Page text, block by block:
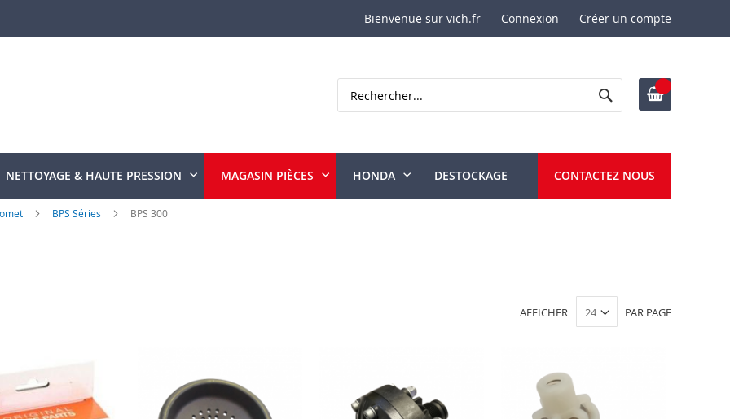
Bienvenue sur vich.fr Connexion Créer un compte
Rechercher
NETTOYAGE & HAUTE PRESSION MAGASIN PIÈCES HONDA DESTOCKAGE CONTACTEZ NOUS
BPS Séries BPS 300
AFFICHER PAR PAGE